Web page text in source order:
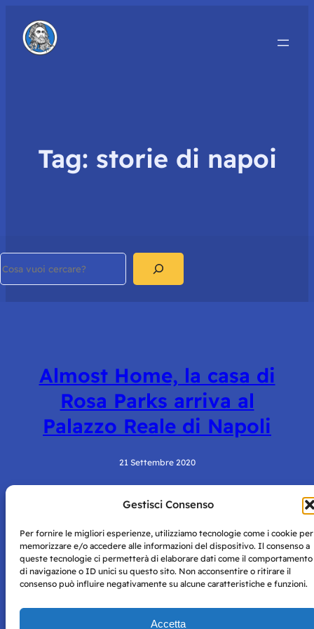
Gestisci Consenso
Per fornire le migliori esperienze, utilizziamo tecnologie come i cookie per
memorizzare e/o accedere alle informazioni del dispositivo. Il consenso a
queste tecnologie ci permetterà di elaborare dati come il comportamento
di navigazione o ID unici su questo sito. Non acconsentire o ritirare il
consenso può influire negativamente su alcune caratteristiche e funzioni.
Accetta
Tag: storie di napoi
Almost Home, la casa di
Rosa Parks arriva al
Palazzo Reale di Napoli
21 Settembre 2020
Napoli con autorizzazione numero 38 del 25/9/2019.
Tutte le immagini e i contenuti su questo sito sono forniti